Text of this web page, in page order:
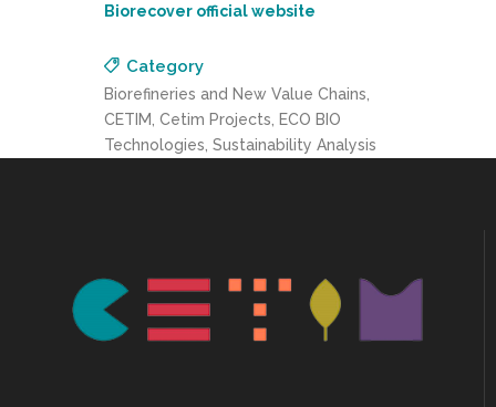
Biorecover official website
Category
Biorefineries and New Value Chains,
CETIM, Cetim Projects, ECO BIO
Technologies, Sustainability Analysis